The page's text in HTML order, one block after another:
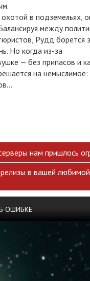
в подземельях,
между
Рудд борется
Но когда из-за
— без припасов и
на немыслимое:
нам пришлось
в вашей
ОШИБКЕ